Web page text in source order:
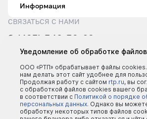
Информация
СВЯЗАТЬСЯ С НАМИ
8 (495) 540-52-62
sale@rtp.ru
Пн–Пт: 9:00–18:00
Уведомление об обработке
ООО «РТП» обрабатывает файлы
нам делать этот сайт удобнее для
Продолжая работу с сайтом rtp.ru, вы
с обработкой файлов cookies вашего
в соответствии с Политикой о порядке
персональных данных. Однако вы
обработку некоторых типов файлов